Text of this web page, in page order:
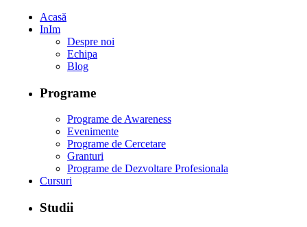
Acasă
InIm
Despre noi
Echipa
Blog
Programe
Programe de Awareness
Evenimente
Programe de Cercetare
Granturi
Programe de Dezvoltare Profesionala
Cursuri
Studii